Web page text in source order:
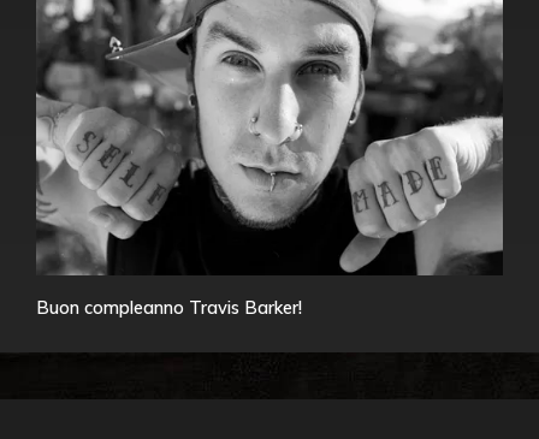
Buon compleanno Travis Barker!